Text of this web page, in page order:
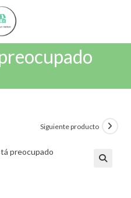
Siguiente producto